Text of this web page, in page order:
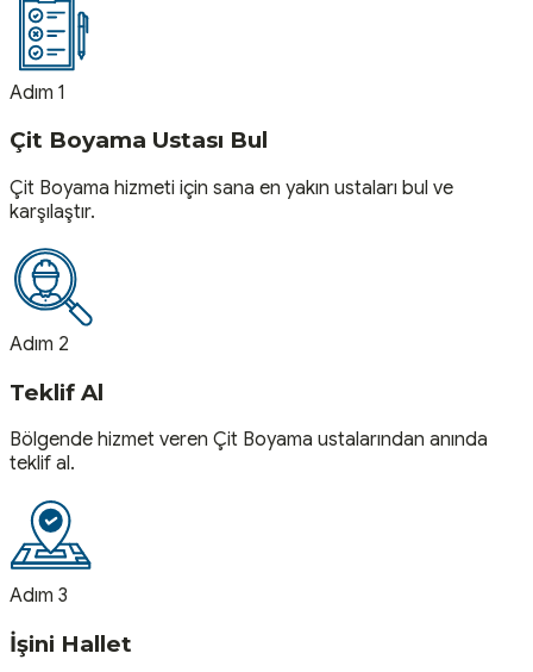
Adım 1
Çit Boyama Ustası Bul
Çit Boyama hizmeti için sana en yakın ustaları bul ve
karşılaştır.
Adım 2
Teklif Al
Bölgende hizmet veren Çit Boyama ustalarından anında
teklif al.
Adım 3
İşini Hallet